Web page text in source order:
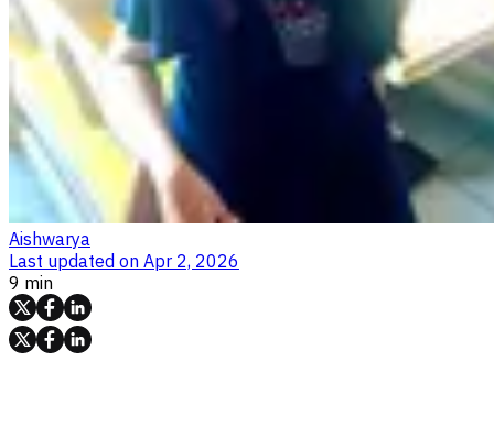
Aishwarya
Last updated on Apr 2, 2026
9 min